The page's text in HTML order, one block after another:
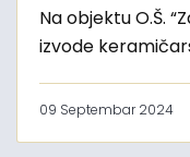
Na objektu O.Š.
izvode
09 Septembar 2024